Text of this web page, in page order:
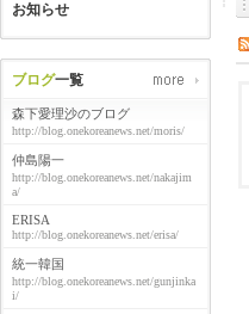
お知らせ
ブログ一覧
森下愛理沙のブログ
http://blog.onekoreanews.net/moris/
仲島陽一
http://blog.onekoreanews.net/nakajim
a/
ERISA
http://blog.onekoreanews.net/erisa/
統一韓国
http://blog.onekoreanews.net/gunjinka
i/